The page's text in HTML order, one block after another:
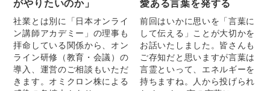
がやりたいのか」
社業とは別に「日本オンライ
ン講師アカデミー」の理事も
拝命している関係から、オン
ライン研修（教育・会議）の
導入、運営のご相談もいただ
きます。オミクロン株による
愛ある言葉を発する
前回はいかに思いを「言葉に
して伝える」ことが大切かを
お話いたしました。皆さんも
ご存知だと思いますが言葉は
言霊といって、エネルギーを
持ちますね。人から投げられ